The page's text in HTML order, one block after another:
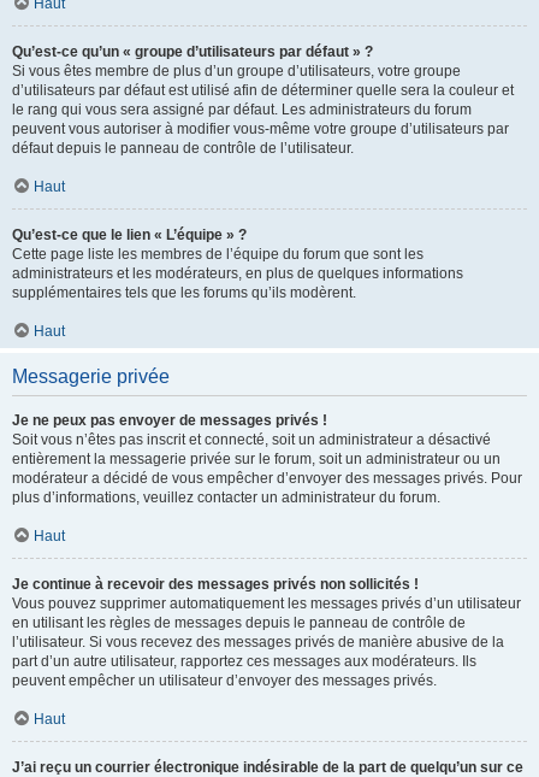
Haut
Qu’est-ce qu’un « groupe d’utilisateurs par défaut » ?
Si vous êtes membre de plus d’un groupe d’utilisateurs, votre groupe
d’utilisateurs par défaut est utilisé afin de déterminer quelle sera la couleur et
le rang qui vous sera assigné par défaut. Les administrateurs du forum
peuvent vous autoriser à modifier vous-même votre groupe d’utilisateurs par
défaut depuis le panneau de contrôle de l’utilisateur.
Haut
Qu’est-ce que le lien « L’équipe » ?
Cette page liste les membres de l’équipe du forum que sont les
administrateurs et les modérateurs, en plus de quelques informations
supplémentaires tels que les forums qu’ils modèrent.
Haut
Messagerie privée
Je ne peux pas envoyer de messages privés !
Soit vous n’êtes pas inscrit et connecté, soit un administrateur a désactivé
entièrement la messagerie privée sur le forum, soit un administrateur ou un
modérateur a décidé de vous empêcher d’envoyer des messages privés. Pour
plus d’informations, veuillez contacter un administrateur du forum.
Haut
Je continue à recevoir des messages privés non sollicités !
Vous pouvez supprimer automatiquement les messages privés d’un utilisateur
en utilisant les règles de messages depuis le panneau de contrôle de
l’utilisateur. Si vous recevez des messages privés de manière abusive de la
part d’un autre utilisateur, rapportez ces messages aux modérateurs. Ils
peuvent empêcher un utilisateur d’envoyer des messages privés.
Haut
J’ai reçu un courrier électronique indésirable de la part de quelqu’un sur ce